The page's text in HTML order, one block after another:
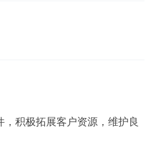
，积极拓展客户资源，维护良